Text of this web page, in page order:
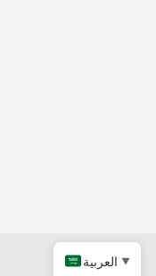
العربية ▼